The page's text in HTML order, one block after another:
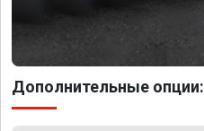
Дополнительные опции: